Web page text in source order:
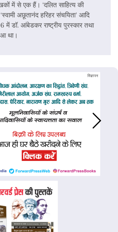
में से एक हैं। ‘दलित साहित्य की
अछूतानंद हरिहर संचयिता’ आदि
डॉ. आंबेडकर राष्ट्रीय पुरस्कार तथा
था।